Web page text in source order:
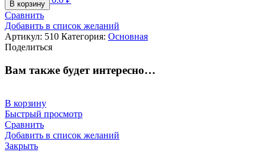
В корзину
Сравнить
Добавить в список желаний
Артикул: 510 Категория: Основная
Поделиться
Вам также будет интересно…
В корзину
Быстрый просмотр
Сравнить
Добавить в список желаний
Закрыть